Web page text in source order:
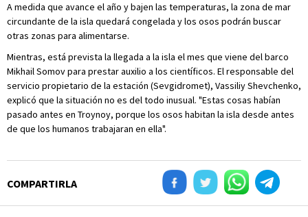
A medida que avance el año y bajen las temperaturas, la zona de mar
circundante de la isla quedará congelada y los osos podrán buscar
otras zonas para alimentarse.
Mientras, está prevista la llegada a la isla el mes que viene del barco
Mikhail Somov para prestar auxilio a los científicos. El responsable del
servicio propietario de la estación (Sevgidromet), Vassiliy Shevchenko,
explicó que la situación no es del todo inusual. "Estas cosas habían
pasado antes en Troynoy, porque los osos habitan la isla desde antes
de que los humanos trabajaran en ella".
COMPARTIRLA